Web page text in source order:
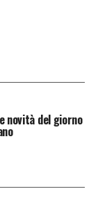
novità del giorno